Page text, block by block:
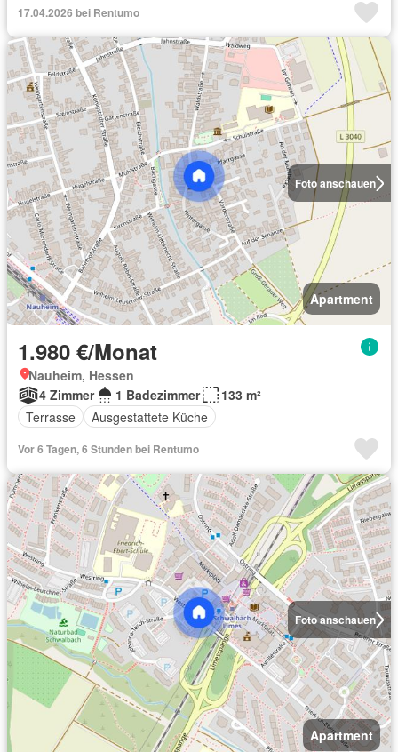
17.04.2026 bei Rentumo
Foto anschauen
Apartment
1.980 €/Monat
Nauheim, Hessen
4 Zimmer
1 Badezimmer
133 m²
Terrasse
Ausgestattete Küche
Vor 6 Tagen, 6 Stunden bei Rentumo
Foto anschauen
Apartment